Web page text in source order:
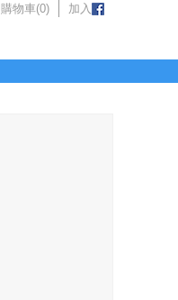
購物車(0) 加入